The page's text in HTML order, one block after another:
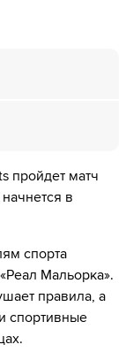
на Мануэль
но
из команды
Зиту Лувумбу
поля
пройдет матч
в
спорта
Мальорка».
правила, а
спортивные